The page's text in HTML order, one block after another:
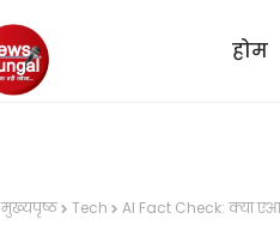
होम
मुख्यपृष्ठ Tech AI Fact Check: क्या